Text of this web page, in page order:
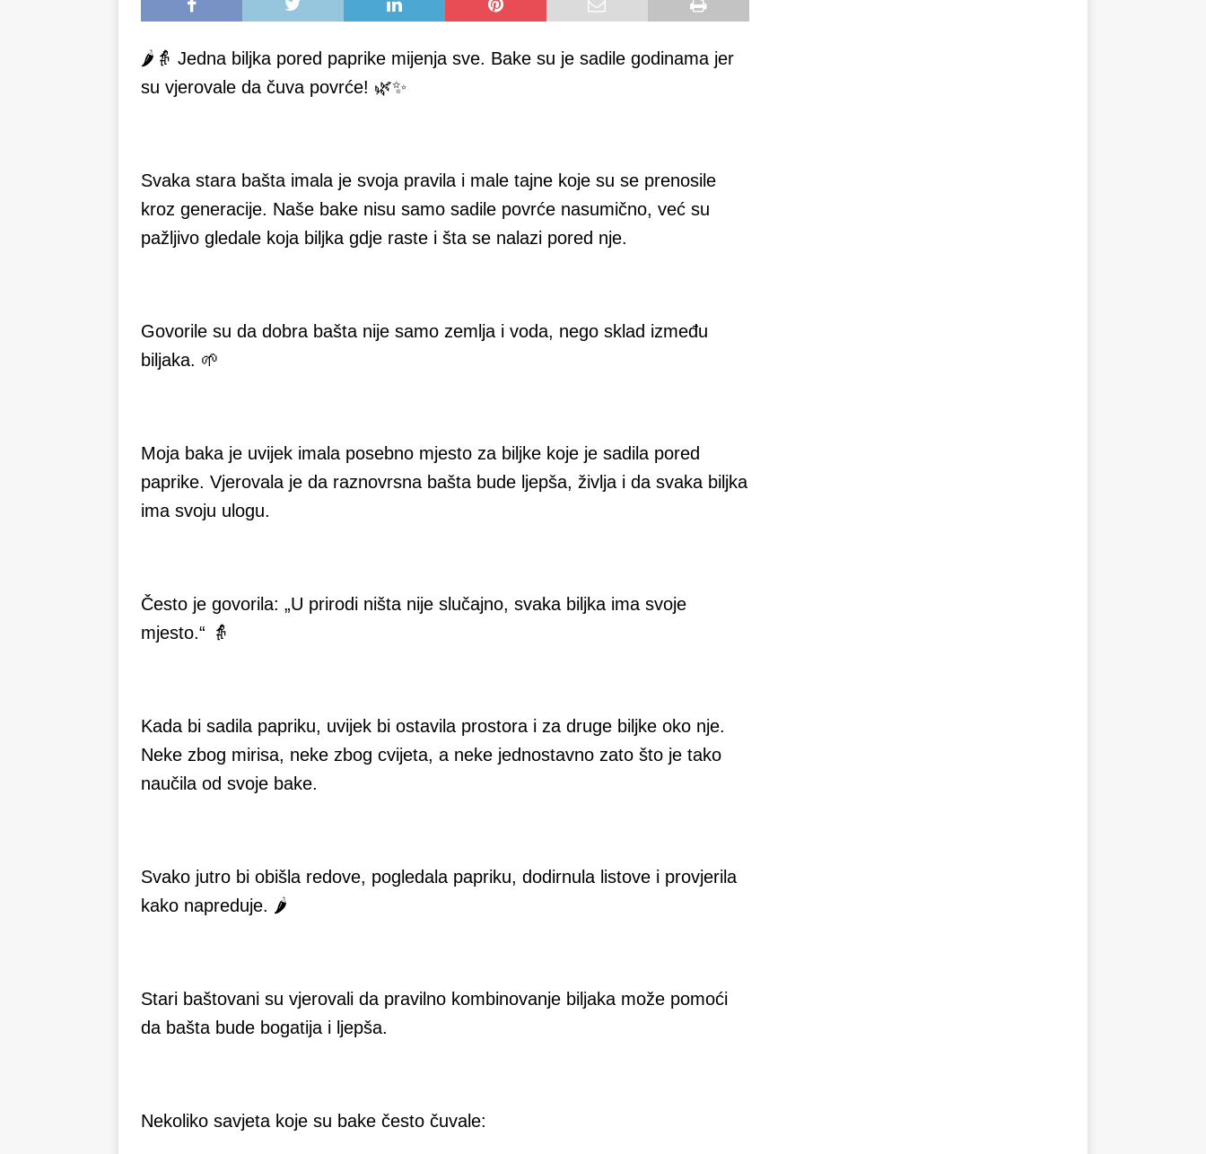
🌶👵 Jedna biljka pored paprike mijenja sve. Bake su je sadile godinama jer
su vjerovale da čuva povrće! 🌿✨
Svaka stara bašta imala je svoja pravila i male tajne koje su se prenosile
kroz generacije. Naše bake nisu samo sadile povrće nasumično, već su
pažljivo gledale koja biljka gdje raste i šta se nalazi pored nje.
Govorile su da dobra bašta nije samo zemlja i voda, nego sklad između
biljaka. 🌱
Moja baka je uvijek imala posebno mjesto za biljke koje je sadila pored
paprike. Vjerovala je da raznovrsna bašta bude ljepša, življa i da svaka biljka
ima svoju ulogu.
Često je govorila: „U prirodi ništa nije slučajno, svaka biljka ima svoje
mjesto.“ 👵
Kada bi sadila papriku, uvijek bi ostavila prostora i za druge biljke oko nje.
Neke zbog mirisa, neke zbog cvijeta, a neke jednostavno zato što je tako
naučila od svoje bake.
Svako jutro bi obišla redove, pogledala papriku, dodirnula listove i provjerila
kako napreduje. 🌶
Stari baštovani su vjerovali da pravilno kombinovanje biljaka može pomoći
da bašta bude bogatija i ljepša.
Nekoliko savjeta koje su bake često čuvale: